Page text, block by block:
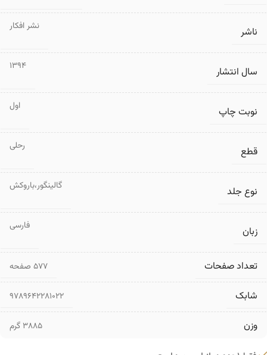
ناشر نشر افکار
سال انتشار 1394
نوبت چاپ اول
قطع رحلی
نوع جلد گالینگور،باروکش
زبان فارسی
تعداد صفحات ۵۷۷ صفحه
شابک 9789642281022
وزن 3885 گرم